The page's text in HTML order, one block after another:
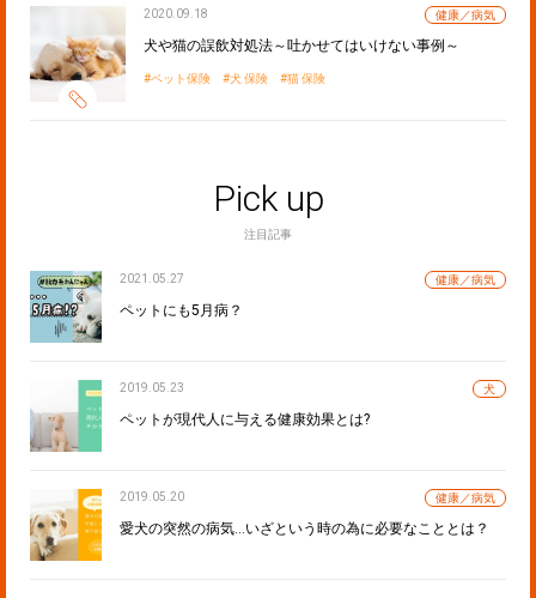
2020.09.18 健康／病気
犬や猫の誤飲対処法～吐かせてはいけない事例～
ペット保険 犬 保険 猫 保険
Pick up
注目記事
2021.05.27 健康／病気
ペットにも5月病？
2019.05.23 犬
ペットが現代人に与える健康効果とは?
2019.05.20 健康／病気
愛犬の突然の病気…いざという時の為に必要なこととは？